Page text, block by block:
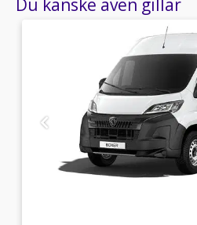
Du kanske även gillar